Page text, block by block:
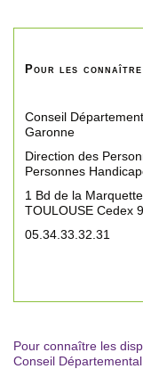
Pour les
Conseil
Garonne
Direction des
Personnes
1 Bd de la
TOULOUSE Cedex 9
05.34.33.32.31
Pour connaître les
Conseil Départemental